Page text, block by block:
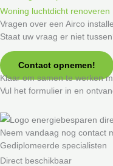
Woning luchtdicht renoveren
Vragen over een Airco
Staat uw vraag er niet
Contact opnemen!
Klaar om samen te werken
Vul het formulier in en
Neem vandaag nog contact
Gediplomeerde specialisten
Direct beschikbaar